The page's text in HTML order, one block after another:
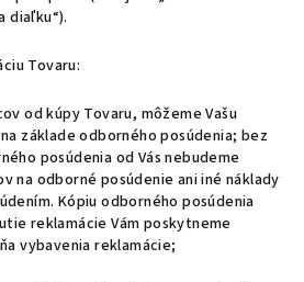
diaľku“).
Tovaru:
od kúpy Tovaru, môžeme Vašu
základe odborného posúdenia; bez
posúdenia od Vás nebudeme
na odborné posúdenie ani iné náklady
Kópiu odborného posúdenia
reklamácie Vám poskytneme
vybavenia reklamácie;